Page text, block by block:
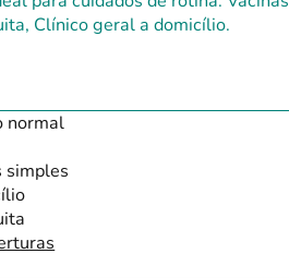
Clínico geral a domicílio.
normal
simples